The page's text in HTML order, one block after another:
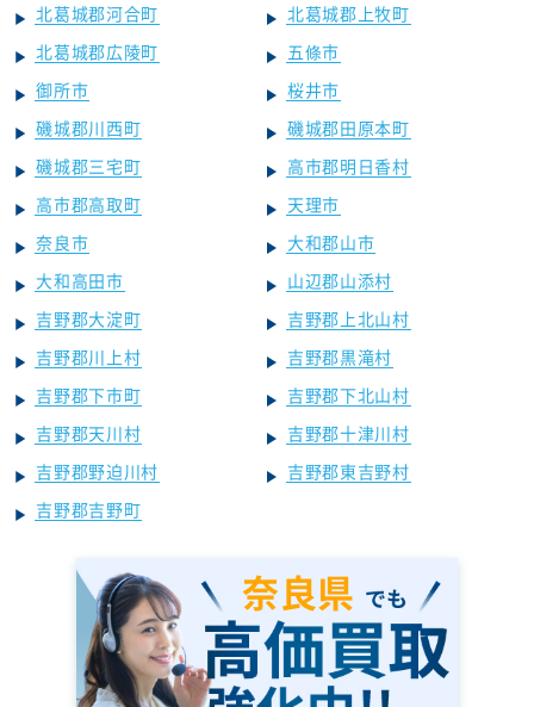
北葛城郡河合町
北葛城郡上牧町
北葛城郡広陵町
五條市
御所市
桜井市
磯城郡川西町
磯城郡田原本町
磯城郡三宅町
高市郡明日香村
高市郡高取町
天理市
奈良市
大和郡山市
大和高田市
山辺郡山添村
吉野郡大淀町
吉野郡上北山村
吉野郡川上村
吉野郡黒滝村
吉野郡下市町
吉野郡下北山村
吉野郡天川村
吉野郡十津川村
吉野郡野迫川村
吉野郡東吉野村
吉野郡吉野町
奈良県